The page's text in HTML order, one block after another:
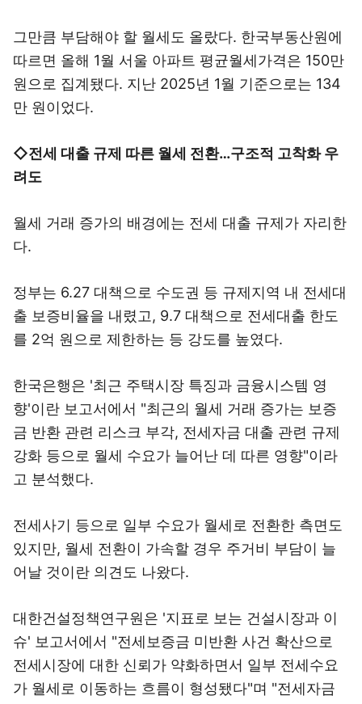
그만큼 부담해야 할 월세도 올랐다. 한국부동산원에
따르면 올해 1월 서울 아파트 평균월세가격은 150만
원으로 집계됐다. 지난 2025년 1월 기준으로는 134
만 원이었다.
◇전세 대출 규제 따른 월세 전환…구조적 고착화 우
려도
월세 거래 증가의 배경에는 전세 대출 규제가 자리한
다.
정부는 6.27 대책으로 수도권 등 규제지역 내 전세대
출 보증비율을 내렸고, 9.7 대책으로 전세대출 한도
를 2억 원으로 제한하는 등 강도를 높였다.
한국은행은 '최근 주택시장 특징과 금융시스템 영
향'이란 보고서에서 "최근의 월세 거래 증가는 보증
금 반환 관련 리스크 부각, 전세자금 대출 관련 규제
강화 등으로 월세 수요가 늘어난 데 따른 영향"이라
고 분석했다.
전세사기 등으로 일부 수요가 월세로 전환한 측면도
있지만, 월세 전환이 가속할 경우 주거비 부담이 늘
어날 것이란 의견도 나왔다.
대한건설정책연구원은 '지표로 보는 건설시장과 이
슈' 보고서에서 "전세보증금 미반환 사건 확산으로
전세시장에 대한 신뢰가 약화하면서 일부 전세수요
가 월세로 이동하는 흐름이 형성됐다"며 "전세자금